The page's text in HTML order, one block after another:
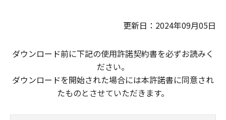
更新日：2024年09月05日
ダウンロード前に下記の使用許諾契約書を必ずお読みく
ださい。
ダウンロードを開始された場合には本許諾書に同意され
たものとさせていただきます。